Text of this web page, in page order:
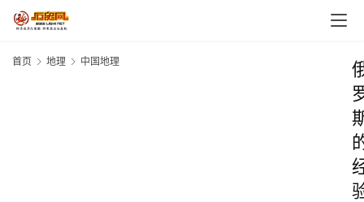
首页 地理 中国地理